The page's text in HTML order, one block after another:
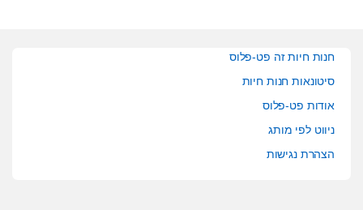
חנות חיות זה פט-פלוס
סיטונאות חנות חיות
אודות פט-פלוס
ניווט לפי מותג
הצהרת נגישות